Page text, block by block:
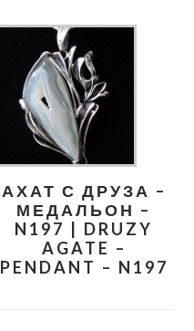
АХАТ С ДРУЗА –
МЕДАЛЬОН –
N197 | DRUZY
AGATE –
PENDANT – N197